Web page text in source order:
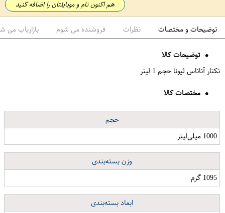
هم اکنون نام و موبایلتان را اضافه کنید
توضیحات و مختصات نظرات فروشنده می شوم بازاریاب می
توضیحات کالا
نکتار آناناس لیونا حجم 1 لیتر
مختصات کالا
حجم
1000 میلی‌لیتر
وزن بسته‌بندی
1095 گرم
ابعاد بسته‌بندی